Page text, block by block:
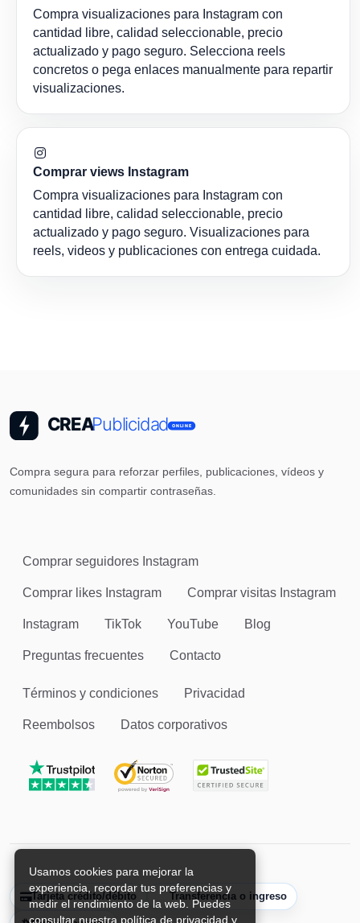
Compra visualizaciones para Instagram con
cantidad libre, calidad seleccionable, precio
actualizado y pago seguro. Selecciona reels
concretos o pega enlaces manualmente para repartir
visualizaciones.
Comprar views Instagram
Compra visualizaciones para Instagram con
cantidad libre, calidad seleccionable, precio
actualizado y pago seguro. Visualizaciones para
reels, videos y publicaciones con entrega cuidada.
Usamos cookies para mejorar la
experiencia, recordar tus preferencias y
medir el rendimiento de la web. Puedes
consultar nuestra política de privacidad y
Compra segura para reforzar perfiles, publicaciones, vídeos y
comunidades sin compartir contraseñas.
Comprar seguidores Instagram
Comprar likes Instagram Comprar visitas Instagram
Instagram TikTok YouTube Blog
Preguntas frecuentes Contacto
Términos y condiciones Privacidad
Reembolsos Datos corporativos
Tarjeta crédito/débito Transferencia o ingreso